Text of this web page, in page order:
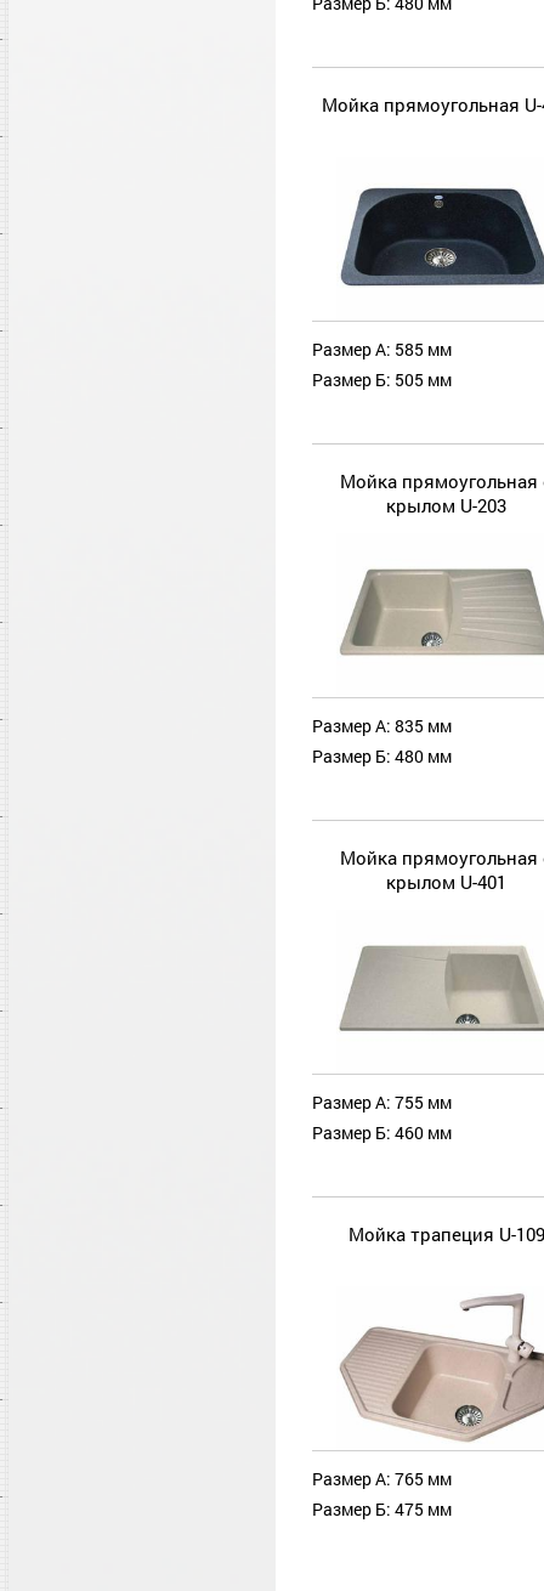
Мойка прямоугольная
Размер А: 585 мм
Размер Б: 505 мм
Мойка прямоугольная
крылом U-203
Размер А: 835 мм
Размер Б: 480 мм
Мойка прямоугольная
крылом U-401
Размер А: 755 мм
Размер Б: 460 мм
Мойка трапеция U-109
Размер А: 765 мм
Размер Б: 475 мм